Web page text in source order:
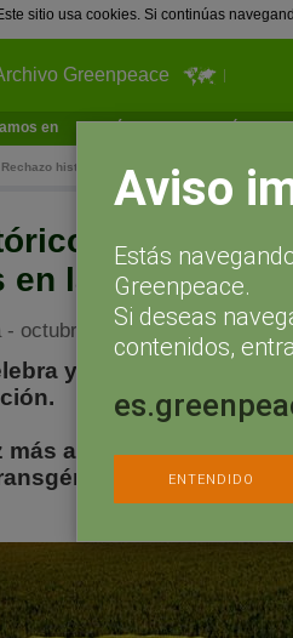
sitio usa cookies. Si continúas
Greenpeace
en ¿Qué puedes hacer tú?
Rechazo histórico a los cultivos transgénicos en
a los
en la UE
- octubre 3, 2015
y anima a las
más al margen de la
Aviso
Estás
Greenpeace.
Si deseas
contenidos,
ENTENDIDO